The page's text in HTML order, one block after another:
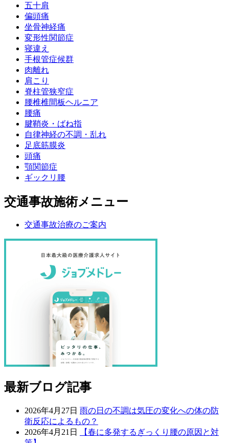
五十肩
偏頭痛
坐骨神経痛
変形性関節症
寝違え
手根管症候群
肉離れ
肩こり
脊柱管狭窄症
腰椎椎間板ヘルニア
腰痛
腱鞘炎・ばね指
自律神経の不調・乱れ
足底筋膜炎
頭痛
顎関節症
ギックリ腰
交通事故施術メニュー
交通事故治療のご案内
最新ブログ記事
2026年4月27日 雨の日の不調は気圧の変化への体の防
衛反応によるもの？
2026年4月21日
【春に多発するぎっくり腰の原因と対